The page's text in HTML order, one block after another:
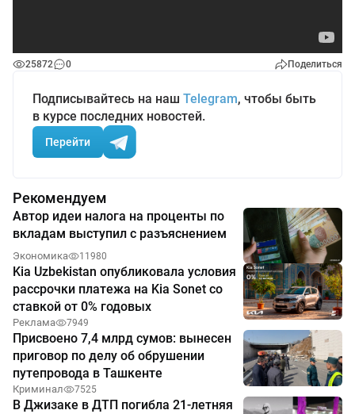
25872 0 Поделиться
Подписывайтесь на наш Telegram, чтобы быть
в курсе последних новостей.
Перейти
Рекомендуем
Автор идеи налога на проценты по
вкладам выступил с разъяснением
Экономика 11980
Kia Uzbekistan опубликовала условия
рассрочки платежа на Kia Sonet со
ставкой от 0% годовых
Реклама 7949
Присвоено 7,4 млрд сумов: вынесен
приговор по делу об обрушении
путепровода в Ташкенте
Криминал 7525
В Джизаке в ДТП погибла 21-летняя